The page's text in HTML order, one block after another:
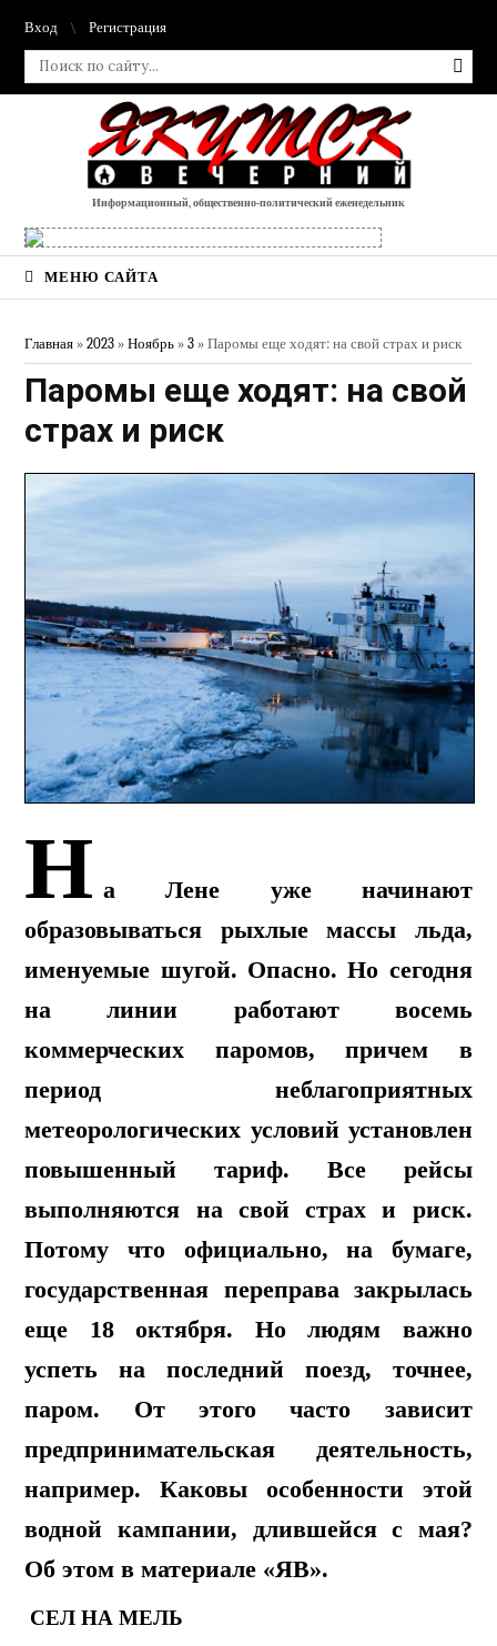
Вход Регистрация
Информационный, общественно-политический еженедельник
МЕНЮ САЙТА
Главная »2023 » Ноябрь » 3 » Паромы еще ходят: на свой страх и риск
Паромы еще ходят: на свой
страх и риск
Н а Лене уже начинают
образовываться рыхлые массы льда,
именуемые шугой. Опасно. Но сегодня
на линии работают восемь
коммерческих паромов, причем в
период неблагоприятных
метеорологических условий установлен
повышенный тариф. Все рейсы
выполняются на свой страх и риск.
Потому что официально, на бумаге,
государственная переправа закрылась
еще 18 октября. Но людям важно
успеть на последний поезд, точнее,
паром. От этого часто зависит
предпринимательская деятельность,
например. Каковы особенности этой
водной кампании, длившейся с мая?
Об этом в материале «ЯВ».
СЕЛ НА МЕЛЬ